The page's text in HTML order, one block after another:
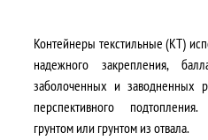
Контейнеры текстильные (КТ)
надежного закрепления,
заболоченных и заводненных
перспективного
грунтом или грунтом из отвала.